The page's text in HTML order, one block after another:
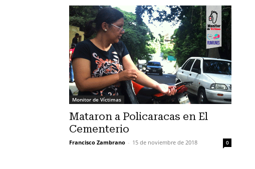
Monitor de Víctimas
Mataron a Policaracas en El
Cementerio
Francisco Zambrano - 15 de noviembre de 2018 0